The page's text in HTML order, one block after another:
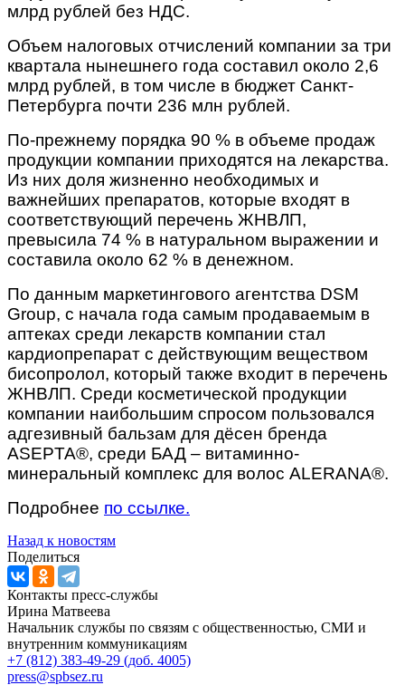
млрд рублей без НДС.
Объем налоговых отчислений компании за три
квартала нынешнего года составил около 2,6
млрд рублей, в том числе в бюджет Санкт-
Петербурга почти 236 млн рублей.
По-прежнему порядка 90 % в объеме продаж
продукции компании приходятся на лекарства.
Из них доля жизненно необходимых и
важнейших препаратов, которые входят в
соответствующий перечень ЖНВЛП,
превысила 74 % в натуральном выражении и
составила около 62 % в денежном.
По данным маркетингового агентства DSM
Group, с начала года самым продаваемым в
аптеках среди лекарств компании стал
кардиопрепарат с действующим веществом
бисопролол, который также входит в перечень
ЖНВЛП. Среди косметической продукции
компании наибольшим спросом пользовался
адгезивный бальзам для дёсен бренда
ASEPTA®, среди БАД – витаминно-
минеральный комплекс для волос ALERANA®.
Подробнее по ссылке.
Назад к новостям
Поделиться
Контакты пресс-службы
Ирина Матвеева
Начальник службы по связям с общественностью, СМИ и
внутренним коммуникациям
+7 (812) 383-49-29 (доб. 4005)
press@spbsez.ru